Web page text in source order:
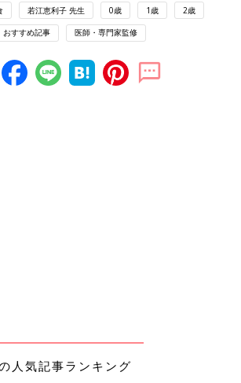
きで食べ物をかんで食べられるようになり
」といわれる１歳～１歳６ケ月ごろは、離乳
す。この時期におっぱいやミルクを卒業する
食でたりない栄養を、1日1～2回のおやつ
うに。手づかみ食べも少しずつ上達していき
子）
若江恵利子 先生 0歳 1歳 2歳
おすすめ記事 医師・専門家監修
人気記事ランキング